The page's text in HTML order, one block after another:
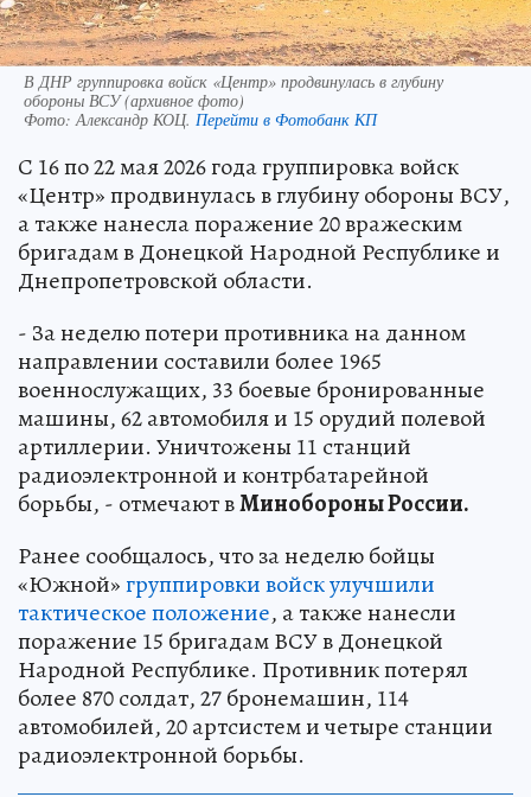
В ДНР группировка войск «Центр» продвинулась в глубину
обороны ВСУ (архивное фото)
Фото:Александр КОЦ. Перейти в Фотобанк КП
С 16 по 22 мая 2026 года группировка войск
«Центр» продвинулась в глубину обороны ВСУ,
а также нанесла поражение 20 вражеским
бригадам в Донецкой Народной Республике и
Днепропетровской области.
- За неделю потери противника на данном
направлении составили более 1965
военнослужащих, 33 боевые бронированные
машины, 62 автомобиля и 15 орудий полевой
артиллерии. Уничтожены 11 станций
радиоэлектронной и контрбатарейной
борьбы, - отмечают вМинобороны России.
Ранее сообщалось, что за неделю бойцы
«Южной»группировки войск улучшили
тактическое положение, а также нанесли
поражение 15 бригадам ВСУ в Донецкой
Народной Республике. Противник потерял
более 870 солдат, 27 бронемашин, 114
автомобилей, 20 артсистем и четыре станции
радиоэлектронной борьбы.